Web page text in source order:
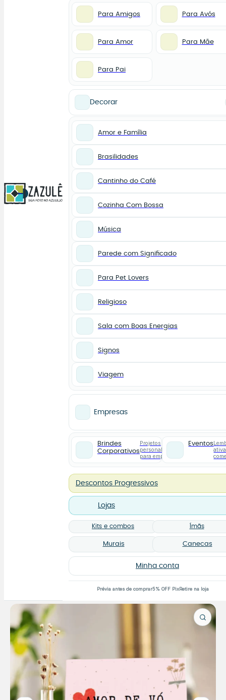
0
Para Amigos Para Avós
Para Amor Para Mãe
Para Pai
Decorar
Amor e Família
Brasilidades
Cantinho do Café
Cozinha Com Bossa
Música
Parede com Significado
Para Pet Lovers
Religioso
Sala com Boas Energias
Signos
Viagem
Empresas
Brindes
Corporativos
Projetos
personalizados
para empresas
Eventos
Descontos Progressivos
Lojas
Kits e combos Ímãs
Murais Canecas
Minha conta
Prévia antes de comprar5% OFF PixRetire na loja